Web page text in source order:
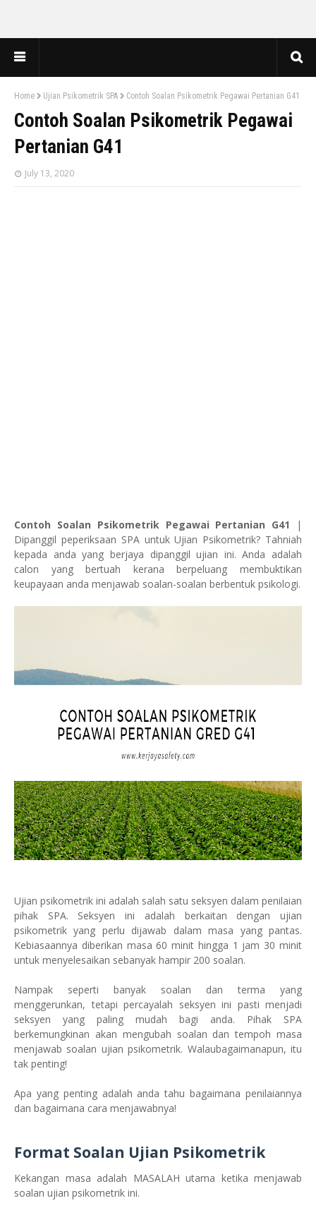
Home Ujian Psikometrik SPA Contoh Soalan Psikometrik Pegawai Pertanian G41
Contoh Soalan Psikometrik Pegawai
Pertanian G41
July 13, 2020
Contoh Soalan Psikometrik Pegawai Pertanian G41
|
Dipanggil peperiksaan SPA untuk Ujian Psikometrik? Tahniah
kepada anda yang berjaya dipanggil ujian ini. Anda adalah
calon yang bertuah kerana berpeluang membuktikan
keupayaan anda menjawab soalan-soalan berbentuk psikologi.
Ujian psikometrik ini adalah salah satu seksyen dalam penilaian
pihak SPA. Seksyen ini adalah berkaitan dengan ujian
psikometrik yang perlu dijawab dalam masa yang pantas.
Kebiasaannya diberikan masa 60 minit hingga 1 jam 30 minit
untuk menyelesaikan sebanyak hampir 200 soalan.
Nampak seperti banyak soalan dan terma yang
menggerunkan, tetapi percayalah seksyen ini pasti menjadi
seksyen yang paling mudah bagi anda. Pihak SPA
berkemungkinan akan mengubah soalan dan tempoh masa
menjawab soalan ujian psikometrik. Walaubagaimanapun, itu
tak penting!
Apa yang penting adalah anda tahu bagaimana penilaiannya
dan bagaimana cara menjawabnya!
Format Soalan Ujian Psikometrik
Kekangan masa adalah MASALAH utama ketika menjawab
soalan ujian psikometrik ini.